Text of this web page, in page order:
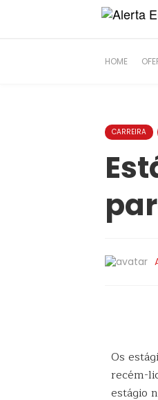
HOME
CARREIRA
Os
recém-
estágio